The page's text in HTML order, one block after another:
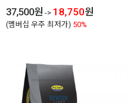
37,500원 -> 18,750원
(멤버십 우주 최저가) 50%